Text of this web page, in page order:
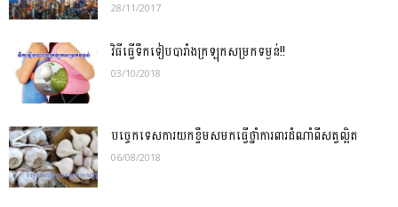
28/11/2017
វិធីធ្វើទឹកទៀបបារាំងក្រឡុកសម្រកទម្ងន់!!
03/10/2018
បច្ចេកទេស​ការយក​ខ្ទឹមស​មក​ធ្វើ​ថ្នាំ​ការពារដំណាំពី​សត្វល្អិត​
06/08/2018